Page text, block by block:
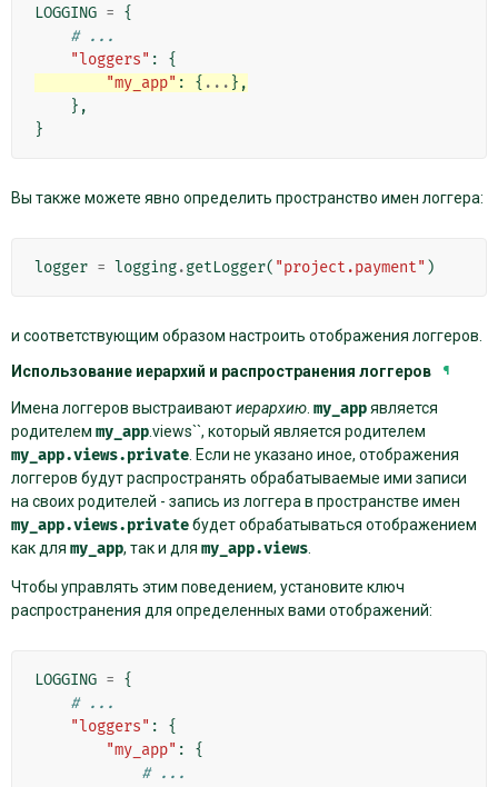
LOGGING = {
# ...
"loggers" :
{
"my_app" : { ... },
},
}
Вы также можете явно определить пространство имен логгера:
logger = logging.getLogger( "project.payment" )
и соответствующим образом настроить отображения логгеров.
Использование иерархий и распространения логгеров
¶
Имена логгеров выстраиваютиерархию my_appявляется
родителем my_app.views``, который является родителем
my_app.views.private . Если не указано иное, отображения
логгеров будут распространять обрабатываемые ими записи
на своих родителей - запись из логгера в пространстве имен
my_app.views.privateбудет обрабатываться отображением
как для my_app, так и для my_app.views
Чтобы управлять этим поведением, установите ключ
распространения для определенных вами отображений:
LOGGING = {
# ...
"loggers" :
{
"my_app" :
{
# ...